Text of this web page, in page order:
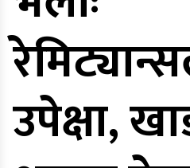
उपेक्षा,